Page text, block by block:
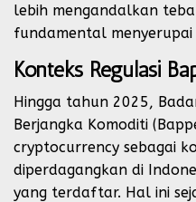
lebih mengandalkan
fundamental menyerupai
Konteks Regulasi
Hingga tahun 2025,
Berjangka Komoditi
cryptocurrency sebagai
diperdagangkan di
yang terdaftar. Hal ini